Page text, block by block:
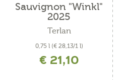
Sauvignon "Winkl"
2025
Terlan
0,75 l (€ 28,13/1 l)
€ 21,10